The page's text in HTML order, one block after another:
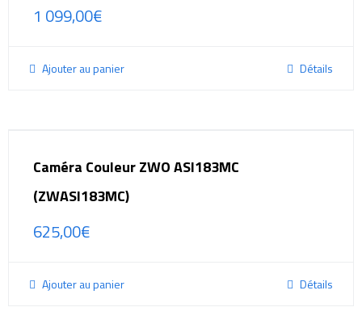
1 099,00€
Ajouter au panier Détails
Caméra Couleur ZWO ASI183MC
(ZWASI183MC)
625,00€
Ajouter au panier Détails